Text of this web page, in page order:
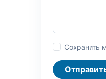
Сохранить